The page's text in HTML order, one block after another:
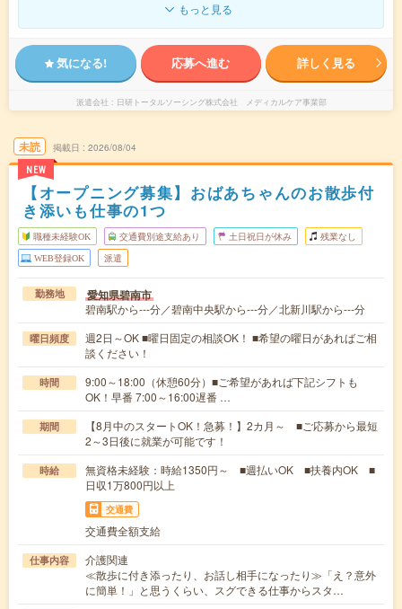
もっと見る
気になる! 応募へ進む 詳しく見る
派遣会社 日研トータルソーシング株式会社 メディカルケア事業部
未読
NEW
掲載日 2026/08/04
【オープニング募集】おばあちゃんのお散歩付
き添いも仕事の1つ
職種未経験OK 交通費別途支給あり 土日祝日が休み 残業なし
WEB登録OK 派遣
勤務地 愛知県碧南市
碧南駅から---分／碧南中央駅から---分／北新川駅から---分
曜日頻度
週2日～OK ■曜日固定の相談OK！ ■希望の曜日があればご相
談ください！
時間
9:00～18:00（休憩60分）■ご希望があれば下記シフトも
OK！早番 7:00～16:00遅番 …
期間
【8月中のスタートOK！急募！】2カ月～ ■ご応募から最短
2～3日後に就業が可能です！
時給
無資格未経験：時給1350円～ ■週払いOK ■扶養内OK ■
日収1万800円以上
交通費
交通費全額支給
仕事内容
介護関連
≪散歩に付き添ったり、お話し相手になったり≫「え？意外
に簡単！」と思うくらい、スグできる仕事からスタ…